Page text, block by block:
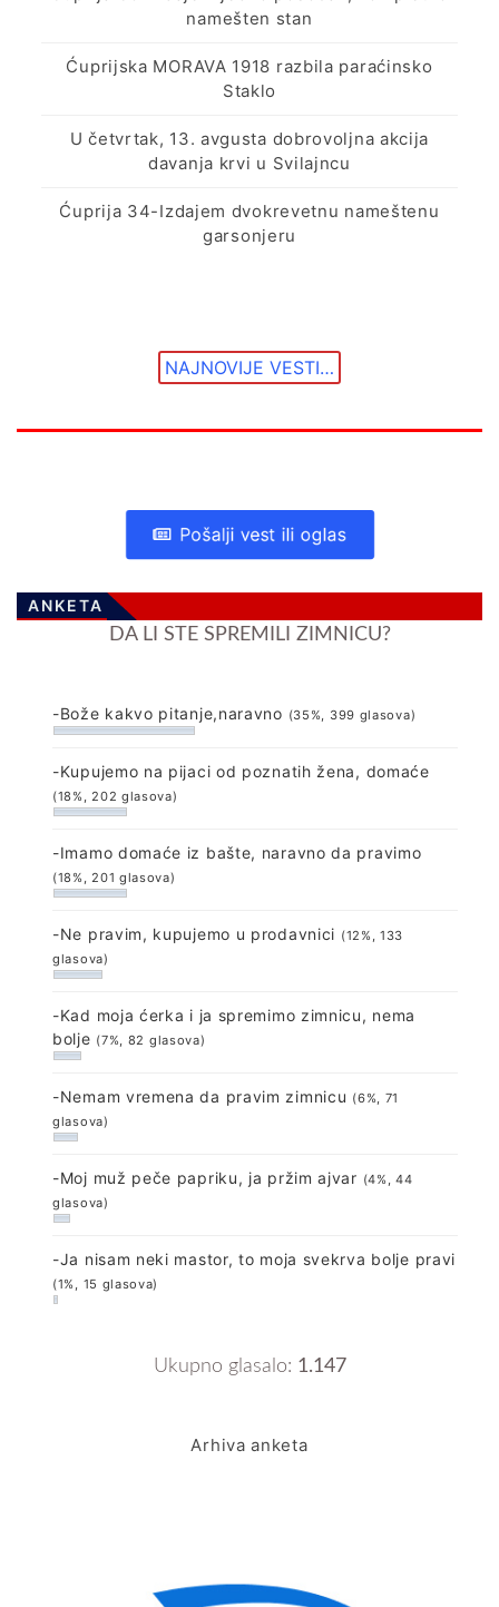
namešten stan
Ćuprijska MORAVA 1918 razbila paraćinsko
Staklo
U četvrtak, 13. avgusta dobrovoljna akcija
davanja krvi u Svilajncu
Ćuprija 34-Izdajem dvokrevetnu nameštenu
garsonjeru
NAJNOVIJE VESTI…
Pošalji vest ili oglas
ANKETA
DA LI STE SPREMILI ZIMNICU?
-Bože kakvo pitanje,naravno (35%, 399 glasova)
-Kupujemo na pijaci od poznatih žena, domaće
(18%, 202 glasova)
-Imamo domaće iz bašte, naravno da pravimo
(18%, 201 glasova)
-Ne pravim, kupujemo u prodavnici (12%, 133
glasova)
-Kad moja ćerka i ja spremimo zimnicu, nema
bolje (7%, 82 glasova)
-Nemam vremena da pravim zimnicu (6%, 71
glasova)
-Moj muž peče papriku, ja pržim ajvar (4%, 44
glasova)
-Ja nisam neki mastor, to moja svekrva bolje pravi
(1%, 15 glasova)
Ukupno glasalo: 1.147
Arhiva anketa